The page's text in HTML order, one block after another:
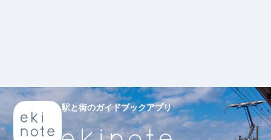
駅と街のガイドブックアプリ